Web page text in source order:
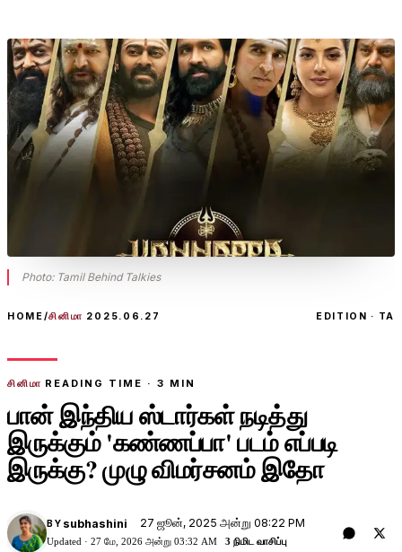
Photo: Tamil Behind Talkies
HOME/சினிமா 2025.06.27 EDITION · TA
சினிமா READING TIME · 3 MIN
பான் இந்திய ஸ்டார்கள் நடித்து
இருக்கும் 'கண்ணப்பா' படம் எப்படி
இருக்கு? முழு விமர்சனம் இதோ
BY subhashini 27 ஜூன், 2025 அன்று 08:22 PM
Updated · 27 மே, 2026 அன்று 03:32 AM 3 நிமிட வாசிப்பு